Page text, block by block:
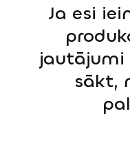
Ja esi
jautājumi
sākt,